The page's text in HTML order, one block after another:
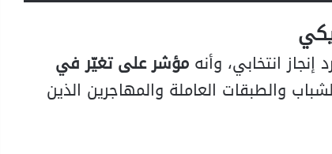
انتخابي، وأنه مؤشر على تغيّر في
والطبقات العاملة والمهاجرين الذين